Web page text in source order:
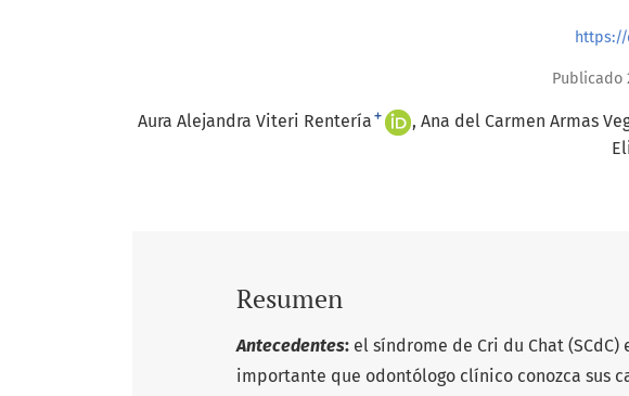
https://
Publicado
Aura Alejandra Viteri Rentería + Ana del Carmen Armas
Resumen
Antecedentes: el síndrome de Cri du Chat
importante que odontólogo clínico conozca sus